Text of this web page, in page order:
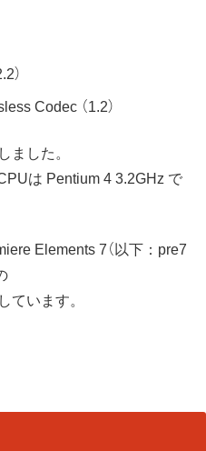
）
Codec （1.2）
ました。
は Pentium 4 3.2GHz で
Elements 7（以下：pre7
ています。